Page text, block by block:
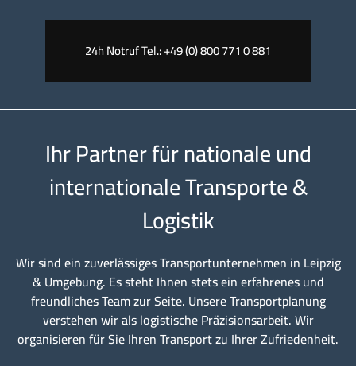
24h Notruf Tel.: +49 (0) 800 771 0 881
Ihr Partner für nationale und
internationale Transporte &
Logistik
Wir sind ein zuverlässiges Transportunternehmen in Leipzig
& Umgebung. Es steht Ihnen stets ein erfahrenes und
freundliches Team zur Seite. Unsere Transportplanung
verstehen wir als logistische Präzisionsarbeit. Wir
organisieren für Sie Ihren Transport zu Ihrer Zufriedenheit.